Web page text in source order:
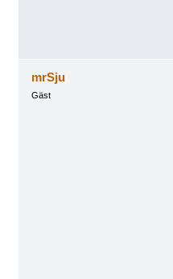
mrSju
Gäst